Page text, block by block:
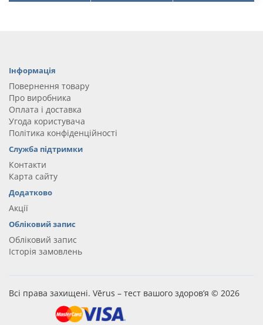
Інформація
Повернення товару
Про виробника
Оплата і доставка
Угода користувача
Політика конфіденційності
Служба підтримки
Контакти
Карта сайту
Додатково
Акції
Обліковий запис
Обліковий запис
Історія замовлень
Всі права захищені. Vērus – тест вашого здоров’я © 2026